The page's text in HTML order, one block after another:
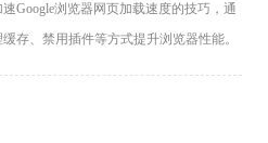
Google浏览器网页加载速度的技巧，通
存、禁用插件等方式提升浏览器性能。